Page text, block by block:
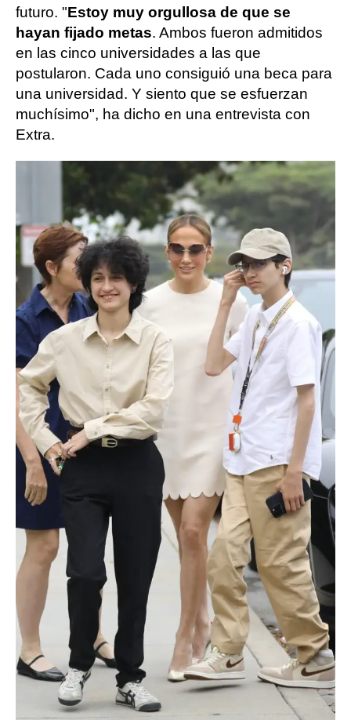
futuro. "Estoy muy orgullosa de que se
hayan fijado metas. Ambos fueron admitidos
en las cinco universidades a las que
postularon. Cada uno consiguió una beca para
una universidad. Y siento que se esfuerzan
muchísimo", ha dicho en una entrevista con
Extra.